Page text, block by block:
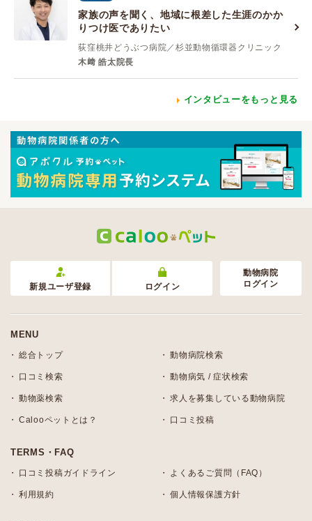
家族の声を聞く、地域に根差した生涯のかか
りつけ医でありたい
荻窪桃井どうぶつ病院／杉並動物循環器クリニック
木﨑 皓太院長
インタビューをもっと見る
新規ユーザ登録 ログイン
動物病院
ログイン
MENU
総合トップ 動物病院検索
口コミ検索 動物病気 / 症状検索
動物薬検索 求人を募集している動物病院
Calooペットとは？ 口コミ投稿
TERMS・FAQ
口コミ投稿ガイドライン よくあるご質問（FAQ）
利用規約 個人情報保護方針